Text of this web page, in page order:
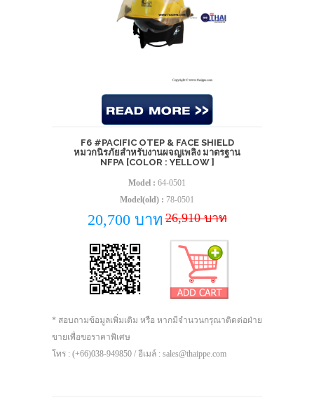
F6 #PACIFIC OTEP & FACE SHIELD
หมวกนิรภัยสำหรับงานผจญเพลิง มาตรฐาน
NFPA [COLOR : YELLOW ]
Model : 64-0501
Model(old) : 78-0501
20,700 บาท 26,910 บาท
* สอบถามข้อมูลเพิ่มเติม หรือ หากมีจำนวนกรุณาติดต่อฝ่าย
ขายเพื่อขอราคาพิเศษ
โทร : (+66)038-949850 / อีเมล์ : sales@thaippe.com